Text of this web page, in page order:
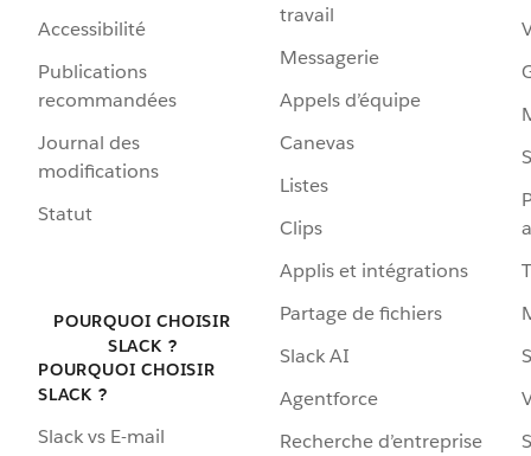
Accessibilité
Publications
recommandées
Journal des
modifications
Statut
POURQUOI CHOISIR
SLACK ?
POURQUOI CHOISIR
SLACK ?
Slack vs E-mail
travail
Messagerie
Appels d’équipe
Canevas
Listes
Clips
Applis et intégrations
Partage de fichiers
Slack AI
Agentforce
Recherche d’entreprise